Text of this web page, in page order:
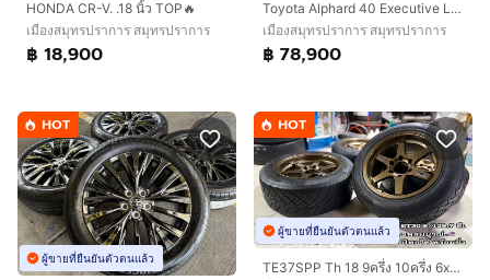
HONDA CR-V. .18 นิ้ว TOP🔥
เมืองสมุทรปราการ สมุทรปราการ
฿ 18,900
Toyota Alphard 40 Executive Lounge 🔥
เมืองสมุทรปราการ สมุทรปราการ
฿ 78,900
HOT
ผู้ขายที่ยืนยันตัวตนแล้ว
HOT
ผู้ขายที่ยืนยันตัวตนแล้ว
TE37SPP Th 18 9ครึ่ง 10ครึ่ง 6x139 พร้อมยาง 255 50 18 ปี22 ครบชุด